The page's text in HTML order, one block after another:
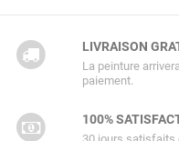
LIVRAISON
La peinture
paiement.
100%